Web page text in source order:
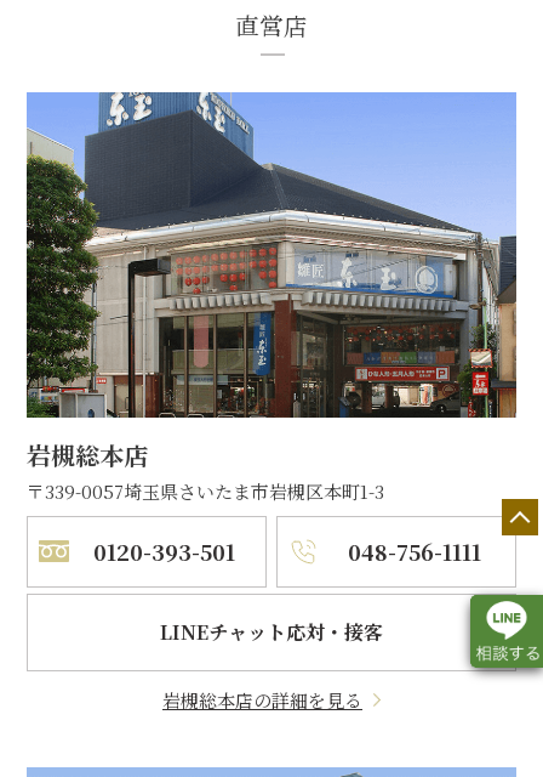
直営店
岩槻総本店
〒339-0057埼玉県さいたま市岩槻区本町1-3
0120-393-501 048-756-1111
LINEチャット応対・接客
岩槻総本店の詳細を見る